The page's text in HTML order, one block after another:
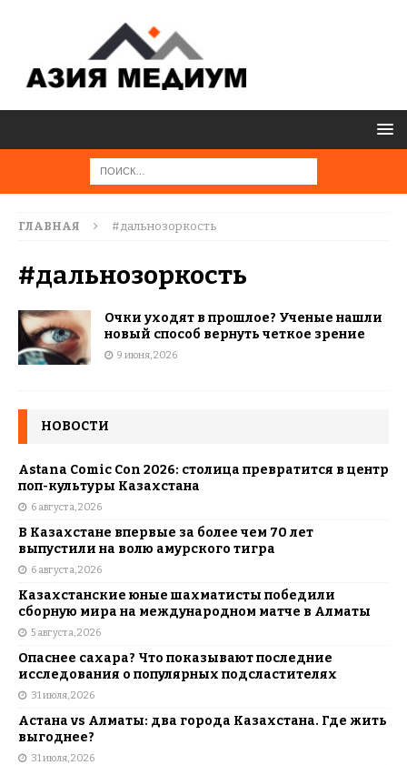
ГЛАВНАЯ #дальнозоркость
#дальнозоркость
Очки уходят в прошлое? Ученые нашли
новый способ вернуть четкое зрение
9 июня, 2026
НОВОСТИ
Astana Comic Con 2026: столица превратится в центр
поп-культуры Казахстана
6 августа, 2026
В Казахстане впервые за более чем 70 лет
выпустили на волю амурского тигра
6 августа, 2026
Казахстанские юные шахматисты победили
сборную мира на международном матче в Алматы
5 августа, 2026
Опаснее сахара? Что показывают последние
исследования о популярных подсластителях
31 июля, 2026
Астана vs Алматы: два города Казахстана. Где жить
выгоднее?
31 июля, 2026